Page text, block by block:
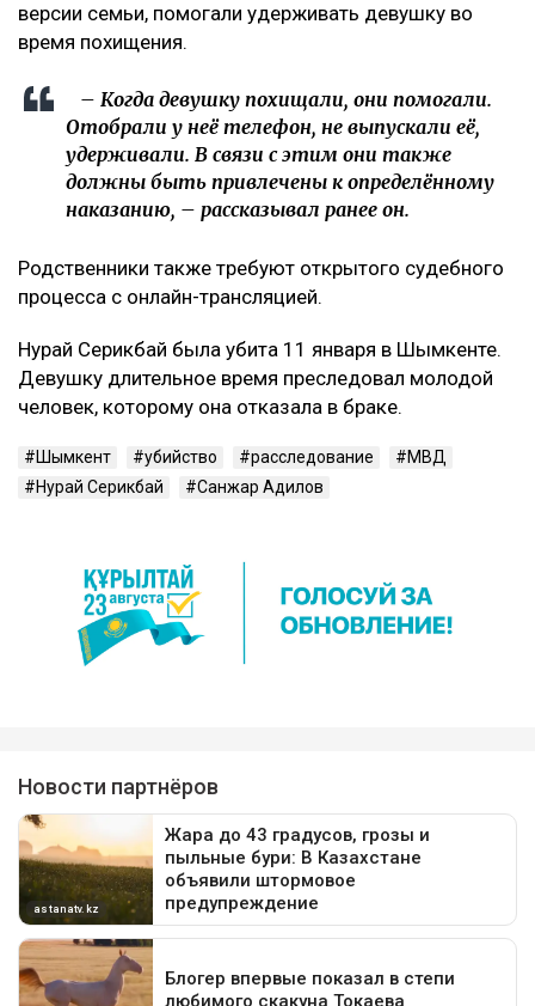
версии семьи, помогали удерживать девушку во
время похищения.
– Когда девушку похищали, они помогали.
Отобрали у неё телефон, не выпускали её,
удерживали. В связи с этим они также
должны быть привлечены к определённому
наказанию, – рассказывал ранее он.
Родственники также требуют открытого судебного
процесса с онлайн-трансляцией.
Нурай Серикбай была убита 11 января в Шымкенте.
Девушку длительное время преследовал молодой
человек, которому она отказала в браке.
Шымкент убийство расследование
МВД
Нурай Серикбай
Санжар Адилов